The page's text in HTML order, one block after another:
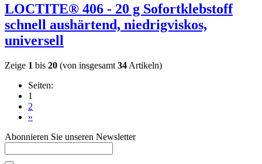
LOCTITE® 406 - 20 g Sofortklebstoff
schnell aushärtend, niedrigviskos,
universell
Zeige 1 bis 20 (von insgesamt 34 Artikeln)
Seiten:
1
2
»
Abonnieren Sie unseren Newsletter